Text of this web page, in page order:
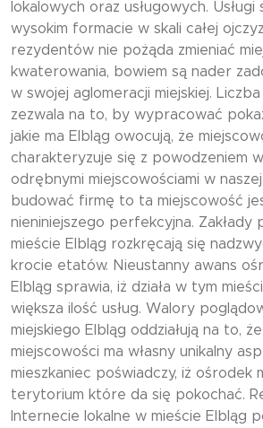
lokalowych oraz usługowych. Usługi
wysokim formacie w skali całej
rezydentów nie pożąda zmieniać
kwaterowania, bowiem są nader
w swojej aglomeracji miejskiej.
zezwala na to, by wypracować
jakie ma Elbląg owocują, że
charakteryzuje się z powodzeniem
odrębnymi miejscowościami w
budować firmę to ta miejscowość
nieniniejszego perfekcyjna. Zakłady
mieście Elbląg rozkręcają się
krocie etatów. Nieustanny awans
Elbląg sprawia, iż działa w tym
większa ilość usług. Walory
miejskiego Elbląg oddziałują na to,
miejscowości ma własny unikalny
mieszkaniec poświadczy, iż ośrodek
terytorium które da się pokochać.
Internecie lokalne w mieście Elbląg